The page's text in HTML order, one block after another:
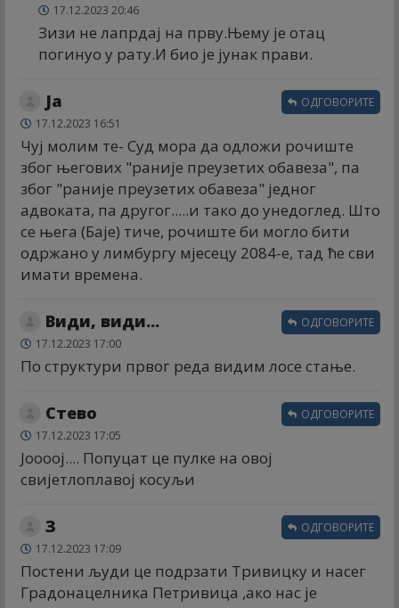
17.12.2023 20:46
Зизи не лапрдај на прву.Њему је отац
погинуо у рату.И био је јунак прави.
Ја
17.12.2023 16:51
Чуј молим те- Суд мора да одложи рочиште
због његових "раније преузетих обавеза", па
због "раније преузетих обавеза" једног
адвоката, па другог.....и тако до унедоглед. Што
се њега (Баје) тиче, рочиште би могло бити
одржано у лимбургу мјесецу 2084-е, тад ће сви
имати времена.
ОДГОВОРИТЕ
Види, види...
17.12.2023 17:00
По структури првог реда видим лосе стање.
ОДГОВОРИТЕ
Стево
17.12.2023 17:05
Јоооој.... Попуцат це пулке на овој
свијетлоплавој косуљи
ОДГОВОРИТЕ
З
17.12.2023 17:09
Постени људи це подрзати Тривицку и насег
Градонацелника Петривица ,ако нас је
ОДГОВОРИТЕ